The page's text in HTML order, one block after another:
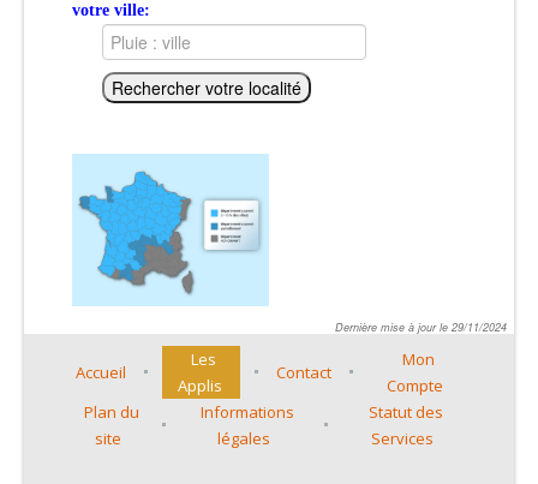
votre ville:
Dernière mise à jour le 29/11/2024
Accueil
Les
Applis
Contact
Mon
Compte
Plan du
site
Informations
légales
Statut des
Services